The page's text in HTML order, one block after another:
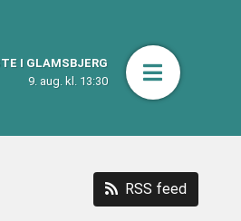
I GLAMSBJERG
9. aug. kl. 13:30
Åbn
RSS feed